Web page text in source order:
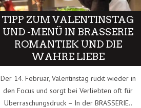
TIPP ZUM VALENTINSTAG
UND -MENÜ IN BRASSERIE
ROMANTIEK UND DIE
WAHRE LIEBE
Der 14. Februar, Valentinstag rückt wieder in
den Focus und sorgt bei Verliebten oft für
Überraschungsdruck – In der BRASSERIE..